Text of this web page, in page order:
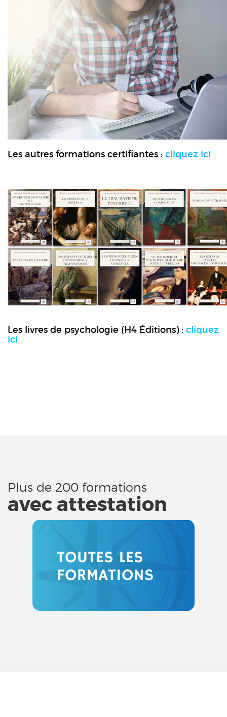
Les autres formations certifiantes : cliquez ici
Les livres de psychologie (H4 Éditions) : cliquez
ici
Plus de 200 formations
avec attestation